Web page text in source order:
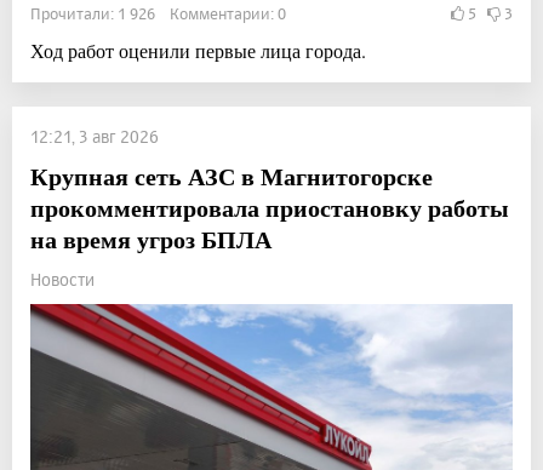
Прочитали: 1 926 Комментарии: 0 5 3
Ход работ оценили первые лица города.
12:21, 3 авг 2026
Крупная сеть АЗС в Магнитогорске
прокомментировала приостановку работы
на время угроз БПЛА
Новости